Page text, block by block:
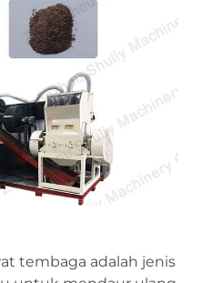
tembaga adalah jenis